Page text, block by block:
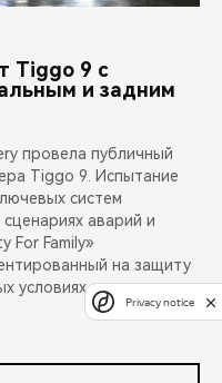
Tiggo 9 с
и задним
провела публичный
Tiggo 9. Испытание
систем
аварий и
For Family»
на защиту
условиях.
Privacy notice